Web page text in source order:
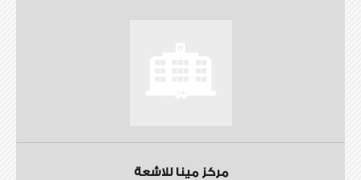
مركز مينا للاشعة